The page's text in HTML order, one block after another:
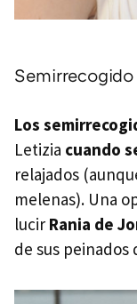
Semirrecogido
Los
Letizia cuando
relajados
melenas). Una
lucir Rania de
de sus peinados